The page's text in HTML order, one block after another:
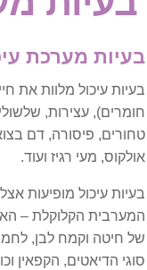
אורתופדיה וכאב
בלט דיסק
כאבי גב
כאבי גב בהריון
כאבי כתפיים
כאבי צוואר
בעיות מערכת
בעיות עיכול מלוות את
חומרים), עצירות,
טחורים, פיסורה, דם
אולקוס, מעי רגיז ועוד.
בעיות עיכול מופיעות
המערבית הקלוקלת –
של חיטה וקמח לבן,
סוגי הדיאטים, הקפאין